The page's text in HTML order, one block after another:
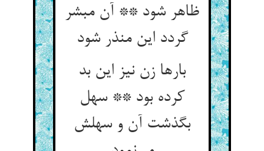
ظاهر شود ** آن مبشر
گردد این منذر شود
بارها زن نیز این بد
کرده بود ** سهل
بگذشت آن و سهلش